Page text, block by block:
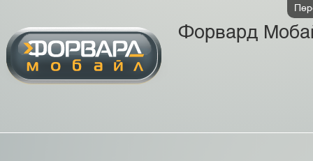
Форвард